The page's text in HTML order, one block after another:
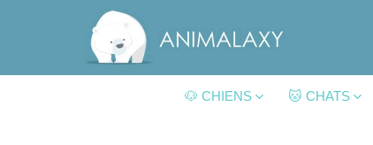
🐶 CHIENS 🐱 CHATS